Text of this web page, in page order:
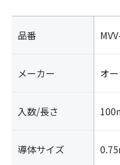
品番
メーカー オ
入数/長さ
導体サイズ